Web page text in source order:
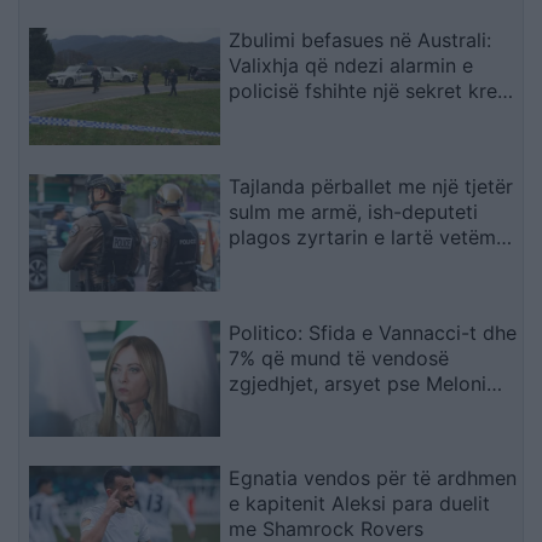
Zbulimi befasues në Australi:
Valixhja që ndezi alarmin e
policisë fshihte një sekret krejt
Tajlanda përballet me një tjetër
sulm me armë, ish-deputeti
plagos zyrtarin e lartë vetëm
Politico: Sfida e Vannacci-t dhe
7% që mund të vendosë
zgjedhjet, arsyet pse Meloni
Egnatia vendos për të ardhmen
e kapitenit Aleksi para duelit
me Shamrock Rovers